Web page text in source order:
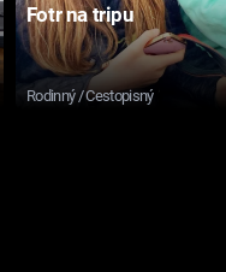
Fotr na tripu
Rodinný / Cestopisný